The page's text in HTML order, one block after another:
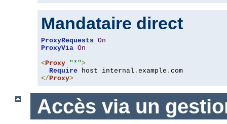
Mandataire direct
ProxyRequests On
ProxyVia On
< Proxy "*">
Require host internal . example .
</ Proxy>
Accès via un